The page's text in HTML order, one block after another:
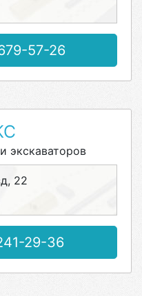
57-26
экскаваторов
22
29-36